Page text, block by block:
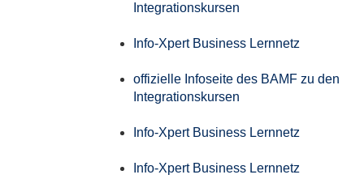
Integrationskursen
Info-Xpert Business Lernnetz
offizielle Infoseite des BAMF zu den
Integrationskursen
Info-Xpert Business Lernnetz
Info-Xpert Business Lernnetz